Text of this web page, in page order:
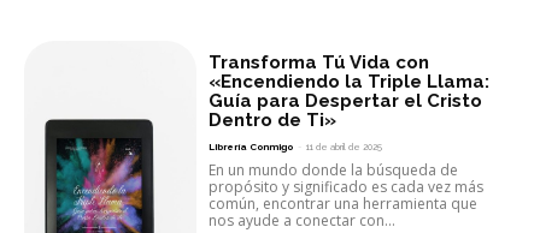
Transforma Tú Vida con
«Encendiendo la Triple Llama:
Guía para Despertar el Cristo
Dentro de Ti»
Librería Conmigo - 11 de abril de 2025
En un mundo donde la búsqueda de
propósito y significado es cada vez más
común, encontrar una herramienta que
nos ayude a conectar con...